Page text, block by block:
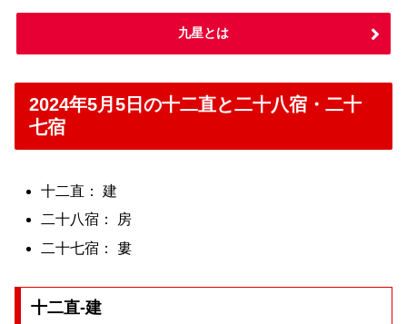
九星とは
2024年5月5日の十二直と二十八宿・二十
七宿
十二直： 建
二十八宿： 房
二十七宿： 婁
十二直-建